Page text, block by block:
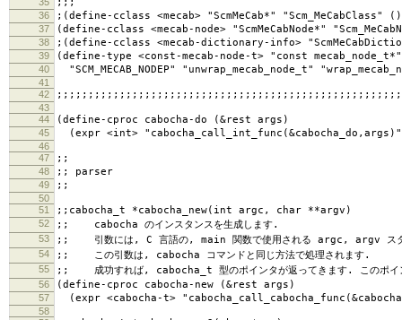
;;;
36 ;(define-cclass <mecab> "ScmMeCab*" "Scm_MeCabClass"
37 (define-cclass <mecab-node> "ScmMeCabNode*"
38 ;(define-cclass <mecab-dictionary-info>
39 (define-type <const-mecab-node-t> "const
40 "SCM_MECAB_NODEP" "unwrap_mecab_node_t"
41
42
43
44
(define-cproc cabocha-do (&rest args)
45 (expr <int>
46
47
;;
48 ;; parser
49 ;;
50
51
;;cabocha_t *cabocha_new(int argc, char **argv)
52 ;; cabocha のインスタンスを生成します.
53 ;; 引数には, C 言語の, main 関数で使用される argc, argv スタ
54 ;; この引数は, cabocha コマンドと同じ方法で処理されます.
55 ;; 成功すれば, cabocha_t 型のポインタが返ってきます. このポイン
56 (define-cproc cabocha-new (&rest args)
57 (expr <cabocha-t>
58